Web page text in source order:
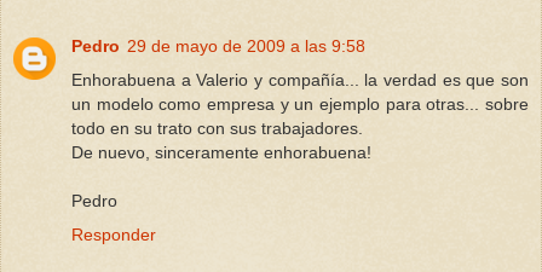
Pedro 29 de mayo de 2009 a las 9:58
Enhorabuena a Valerio y compañía... la verdad es que son
un modelo como empresa y un ejemplo para otras... sobre
todo en su trato con sus trabajadores.
De nuevo, sinceramente enhorabuena!
Pedro
Responder